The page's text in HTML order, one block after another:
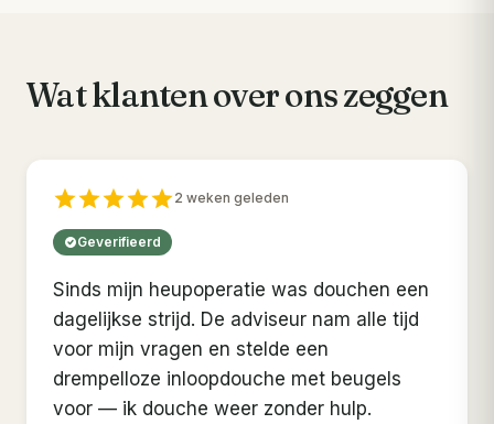
Wat klanten over ons zeggen
2 weken geleden
Geverifieerd
Sinds mijn heupoperatie was douchen een
dagelijkse strijd. De adviseur nam alle tijd
voor mijn vragen en stelde een
drempelloze inloopdouche met beugels
voor — ik douche weer zonder hulp.